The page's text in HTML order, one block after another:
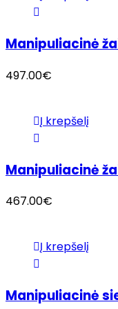
Manipuliacinė
497.00€
Į krepšelį
Manipuliacinė
467.00€
Į krepšelį
Manipuliacinė